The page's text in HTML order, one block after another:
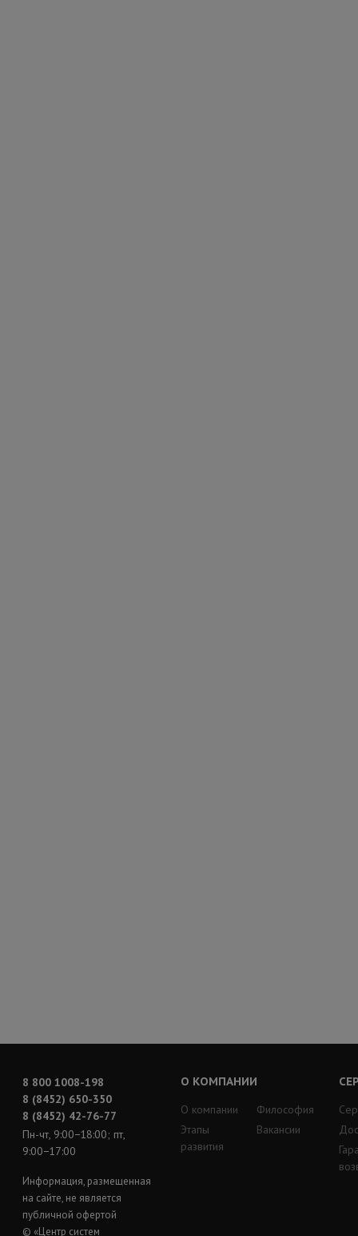
8 800 1008-198
8 (8452) 650-350
8 (8452) 42-76-77
Пн-чт, 9:00−18:00; пт,
9:00−17:00
Информация, размещенная
на сайте, не является
публичной офертой
© «Центр систем
О КОМПАНИИ
О компании
Этапы
развития
Философия
Вакансии